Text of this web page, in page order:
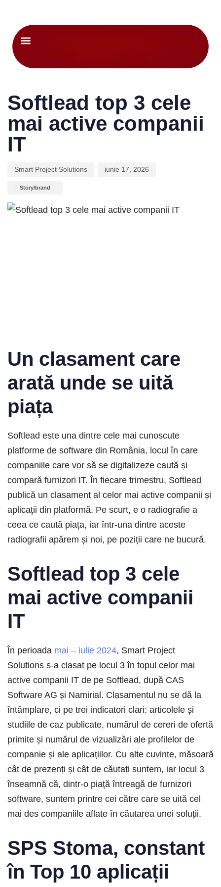
Softlead top 3 cele
mai active companii
IT
Smart Project Solutions iunie 17, 2026
Story/brand
Un clasament care
arată unde se uită
piața
Softlead este una dintre cele mai cunoscute
platforme de software din România, locul în care
companiile care vor să se digitalizeze caută și
compară furnizori IT. În fiecare trimestru, Softlead
publică un clasament al celor mai active companii și
aplicații din platformă. Pe scurt, e o radiografie a
ceea ce caută piața, iar într-una dintre aceste
radiografii apărem și noi, pe poziții care ne bucură.
Softlead top 3 cele
mai active companii
IT
În perioada mai – iulie 2024, Smart Project
Solutions s-a clasat pe locul 3 în topul celor mai
active companii IT de pe Softlead, după CAS
Software AG și Namirial. Clasamentul nu se dă la
întâmplare, ci pe trei indicatori clari: articolele și
studiile de caz publicate, numărul de cereri de ofertă
primite și numărul de vizualizări ale profilelor de
companie și ale aplicațiilor. Cu alte cuvinte, măsoară
cât de prezenți și cât de căutați suntem, iar locul 3
înseamnă că, dintr-o piață întreagă de furnizori
software, suntem printre cei către care se uită cel
mai des companiile aflate în căutarea unei soluții.
SPS Stoma, constant
în Top 10 aplicații